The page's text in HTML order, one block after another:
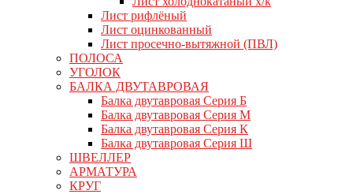
Лист рифлёный
Лист оцинкованный
Лист просечно-вытяжной (ПВЛ)
ПОЛОСА
УГОЛОК
БАЛКА ДВУТАВРОВАЯ
Балка двутавровая Серия Б
Балка двутавровая Серия М
Балка двутавровая Серия К
Балка двутавровая Серия Ш
ШВЕЛЛЕР
АРМАТУРА
КРУГ